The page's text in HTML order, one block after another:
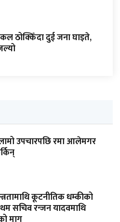
ठोक्किँदा दुई जना घाइते,
उपचारपछि रमा आलेमगर
कूटनीतिक धम्कीको
सचिव रन्जन यादवमाथि